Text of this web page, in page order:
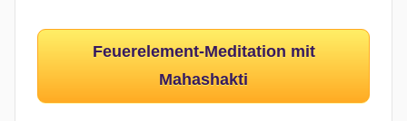
Feuerelement-Meditation mit
Mahashakti